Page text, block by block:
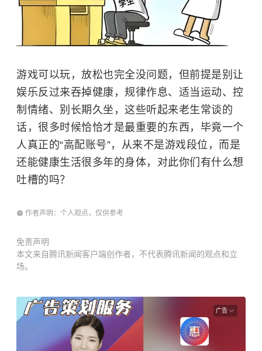
游戏可以玩，放松也完全没问题，但前提是别让
娱乐反过来吞掉健康，规律作息、适当运动、控
制情绪、别长期久坐，这些听起来老生常谈的
话，很多时候恰恰才是最重要的东西，毕竟一个
人真正的“高配账号”，从来不是游戏段位，而是
还能健康生活很多年的身体，对此你们有什么想
吐槽的吗？
作者声明：个人观点，仅供参考
免责声明
本文来自腾讯新闻客户端创作者，不代表腾讯新闻的观点和立
场。
广告